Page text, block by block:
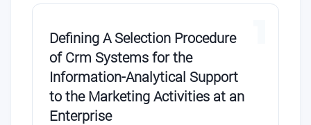
Defining A Selection Procedure
of Crm Systems for the
Information-Analytical Support
to the Marketing Activities at an
Enterprise